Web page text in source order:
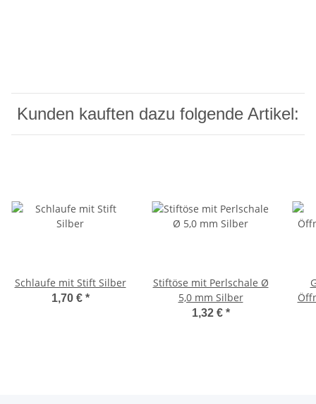
Kunden kauften dazu folgende Artikel:
Schlaufe mit Stift Silber
1,70 € *
Stiftöse mit Perlschale Ø
5,0 mm Silber
1,32 € *